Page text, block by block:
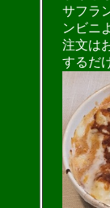
サフラ
ンビニ
注文は
するだ